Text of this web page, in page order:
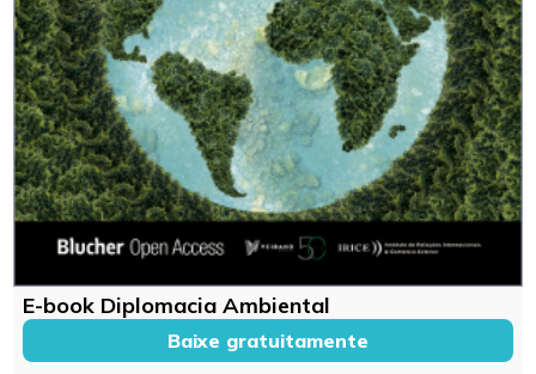
E-book Diplomacia Ambiental
Baixe gratuitamente